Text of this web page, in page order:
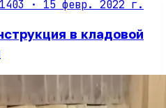
· 15 февр. 2022 г.
в кладовой